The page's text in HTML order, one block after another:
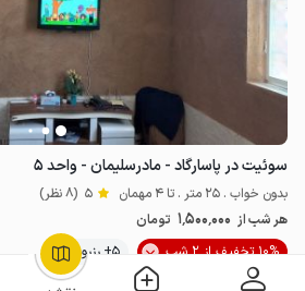
OpenStreetMap
سوئیت در پاسارگاد - مادرسلیمان - واحد ۵
بدون خواب . 25 متر . تا 4 مهمان 5 (8 نظر)
هر شب از 1٬500٬000 تومان
10% تخفیف از 2 شب
5+ رزرو موفق